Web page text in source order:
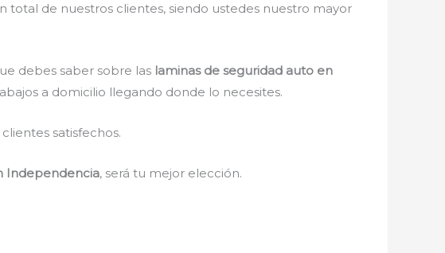
total de nuestros clientes, siendo ustedes nuestro mayor
debes saber sobre las laminas de seguridad auto en
a domicilio llegando donde lo necesites.
satisfechos.
Independencia, será tu mejor elección.